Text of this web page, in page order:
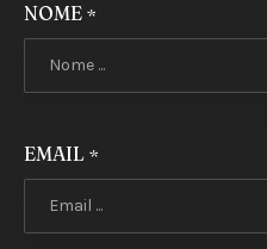
NOME *
EMAIL *